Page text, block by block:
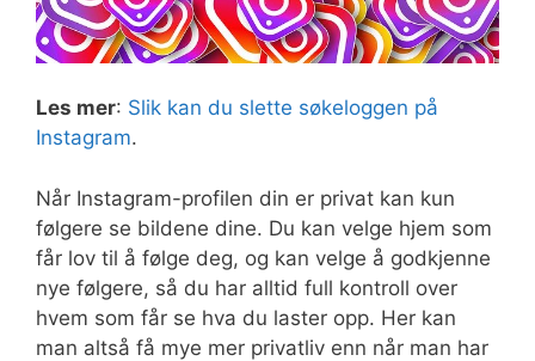
Les mer: Slik kan du slette søkeloggen på
Instagram.
Når Instagram-profilen din er privat kan kun
følgere se bildene dine. Du kan velge hjem som
får lov til å følge deg, og kan velge å godkjenne
nye følgere, så du har alltid full kontroll over
hvem som får se hva du laster opp. Her kan
man altså få mye mer privatliv enn når man har